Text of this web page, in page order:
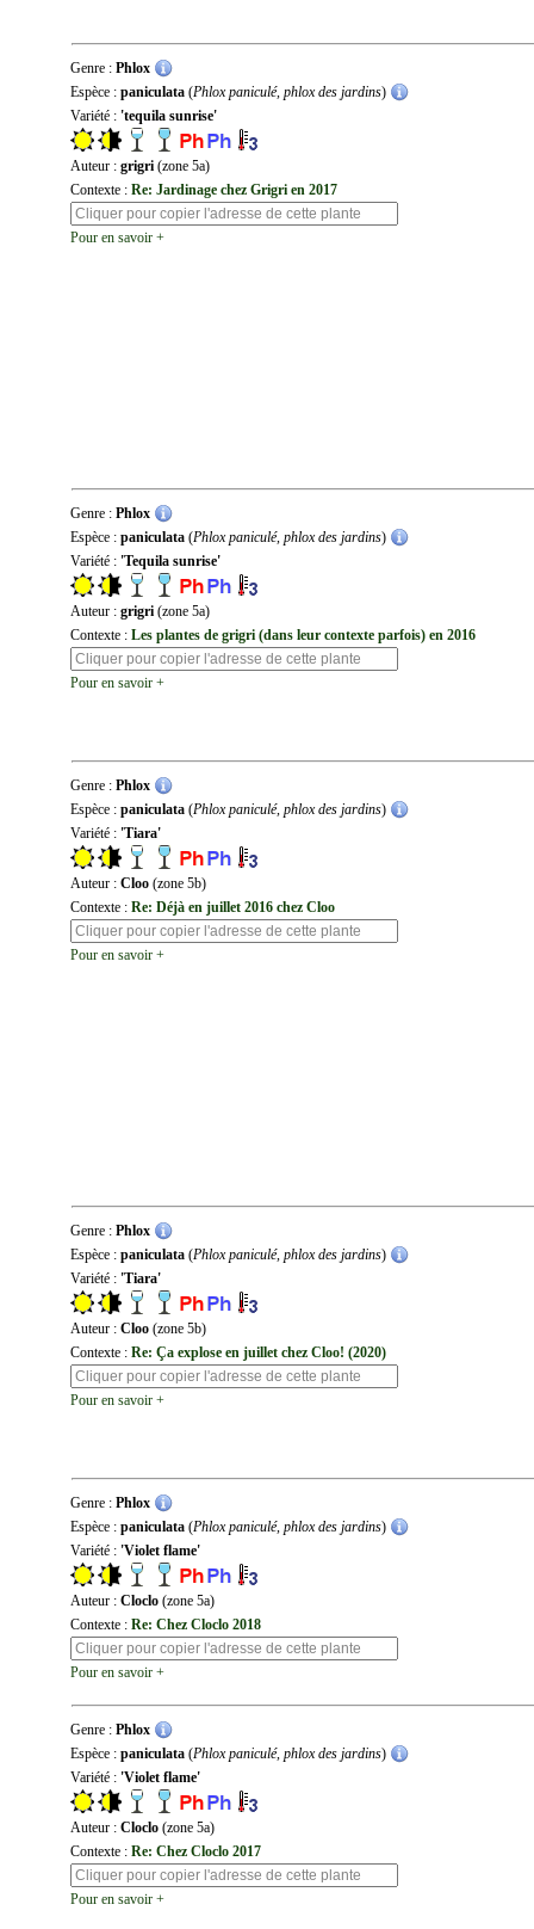
Genre : Phlox
Espèce : paniculata (Phlox paniculé, phlox des jardins)
Variété : 'tequila sunrise'
Auteur : grigri (zone 5a)
Contexte : Re: Jardinage chez Grigri en 2017
Pour en savoir +
Genre : Phlox
Espèce : paniculata (Phlox paniculé, phlox des jardins)
Variété : 'Tequila sunrise'
Auteur : grigri (zone 5a)
Contexte : Les plantes de grigri (dans leur contexte parfois) en 2016
Pour en savoir +
Genre : Phlox
Espèce : paniculata (Phlox paniculé, phlox des jardins)
Variété : 'Tiara'
Auteur : Cloo (zone 5b)
Contexte : Re: Déjà en juillet 2016 chez Cloo
Pour en savoir +
Genre : Phlox
Espèce : paniculata (Phlox paniculé, phlox des jardins)
Variété : 'Tiara'
Auteur : Cloo (zone 5b)
Contexte : Re: Ça explose en juillet chez Cloo! (2020)
Pour en savoir +
Genre : Phlox
Espèce : paniculata (Phlox paniculé, phlox des jardins)
Variété : 'Violet flame'
Auteur : Cloclo (zone 5a)
Contexte : Re: Chez Cloclo 2018
Pour en savoir +
Genre : Phlox
Espèce : paniculata (Phlox paniculé, phlox des jardins)
Variété : 'Violet flame'
Auteur : Cloclo (zone 5a)
Contexte : Re: Chez Cloclo 2017
Pour en savoir +